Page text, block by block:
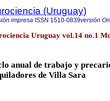
(Uruguay)
impresa ISSN 1510-0839versión
Uruguay vol.14 no.1
anual de trabajo y
de Villa Sara